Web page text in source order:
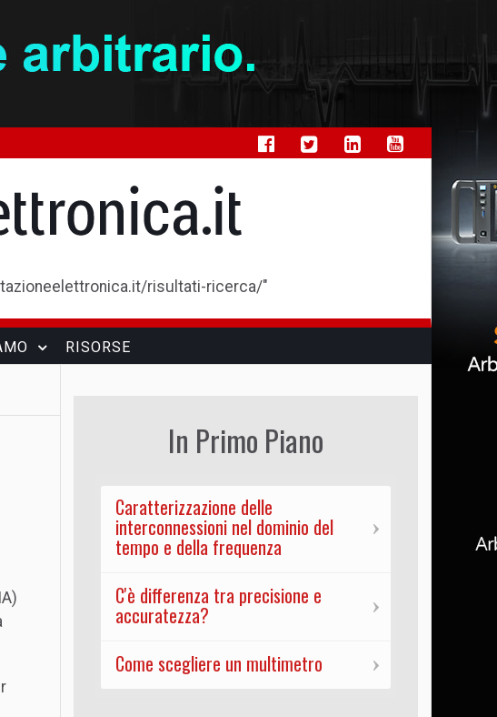
risultati-ricerca/"
RISORSE
In Primo Piano
Caratterizzazione delle
interconnessioni nel dominio del
tempo e della frequenza
C'è differenza tra precisione e
accuratezza?
Come scegliere un multimetro